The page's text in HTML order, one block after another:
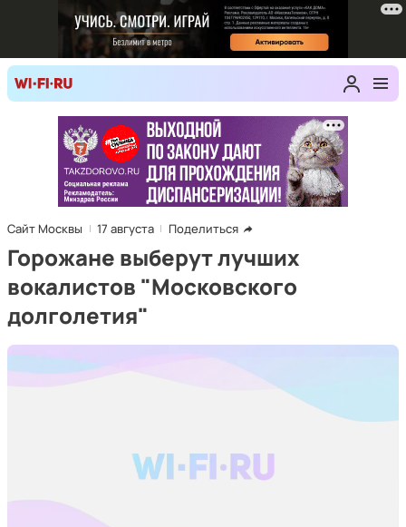
Сайт Москвы 17 августа Поделиться
Горожане выберут лучших
вокалистов "Московского
долголетия"